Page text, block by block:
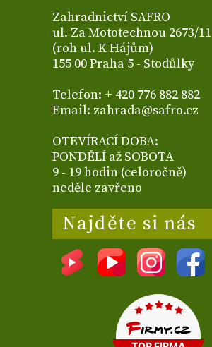
Zahradnictví SAFRO
ul. Za Mototechnou 2673/11
(roh ul. K Hájům)
155 00 Praha 5 - Stodůlky
Telefon: + 420 776 882 882
Email: zahrada@safro.cz
OTEVÍRACÍ DOBA:
PONDĚLÍ až SOBOTA
9 - 19 hodin (celoročně)
neděle zavřeno
Najděte si nás